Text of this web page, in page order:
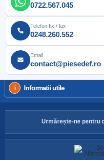
0722.567.045
Telefon fix / fax
0248.260.552
Email
contact@piesedef.ro
Informatii utile
Urmărește-ne pentru